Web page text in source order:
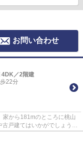
お問い合わせ
4DK／2階建
22分
家から181mのところに桃山
戸建てはいかがでしょう
だ...